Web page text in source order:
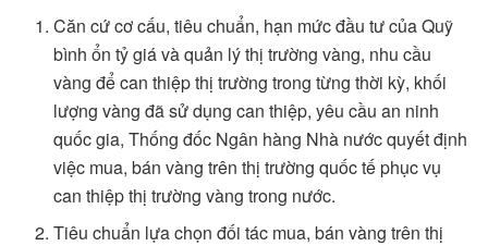
Căn cứ cơ cấu, tiêu chuẩn, hạn mức đầu tư của Quỹ
bình ổn tỷ giá và quản lý thị trường vàng, nhu cầu
vàng để can thiệp thị trường trong từng thời kỳ, khối
lượng vàng đã sử dụng can thiệp, yêu cầu an ninh
quốc gia, Thống đốc Ngân hàng Nhà nước quyết định
việc mua, bán vàng trên thị trường quốc tế phục vụ
can thiệp thị trường vàng trong nước.
Tiêu chuẩn lựa chọn đối tác mua, bán vàng trên thị